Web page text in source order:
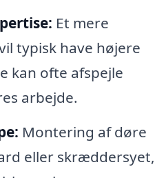
Et mere
typisk have højere
kan ofte afspejle
arbejde.
Montering af døre
eller skræddersyet,